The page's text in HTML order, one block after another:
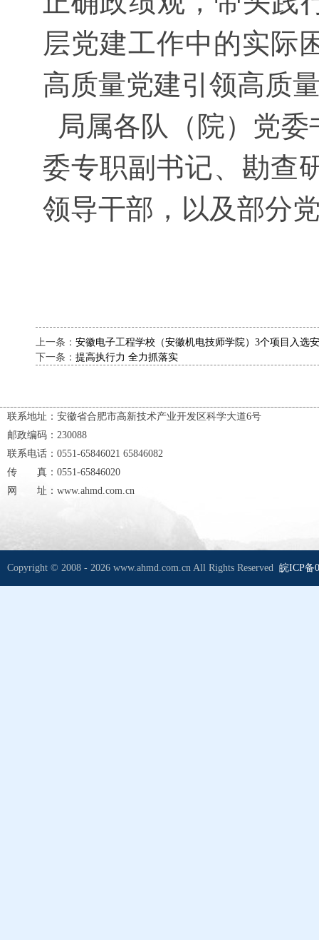
层党建工作中的实际
高质量党建引领高质
局属各队（院）党
委专职副书记、勘查
领导干部，以及部分
上一条： 安徽电子工程学校（安徽机电技师学院）3个项目入选
下一条： 提高执行力 全力抓落实
联系地址：安徽省合肥市高新技术产业开发区科学大道6号
邮政编码：230088
联系电话：0551-65846021 65846082
传 真：0551-65846020
网 址：www.ahmd.com.cn
Copyright © 2008 - 2026 www.ahmd.com.cn All Rights Reserved 皖ICP备